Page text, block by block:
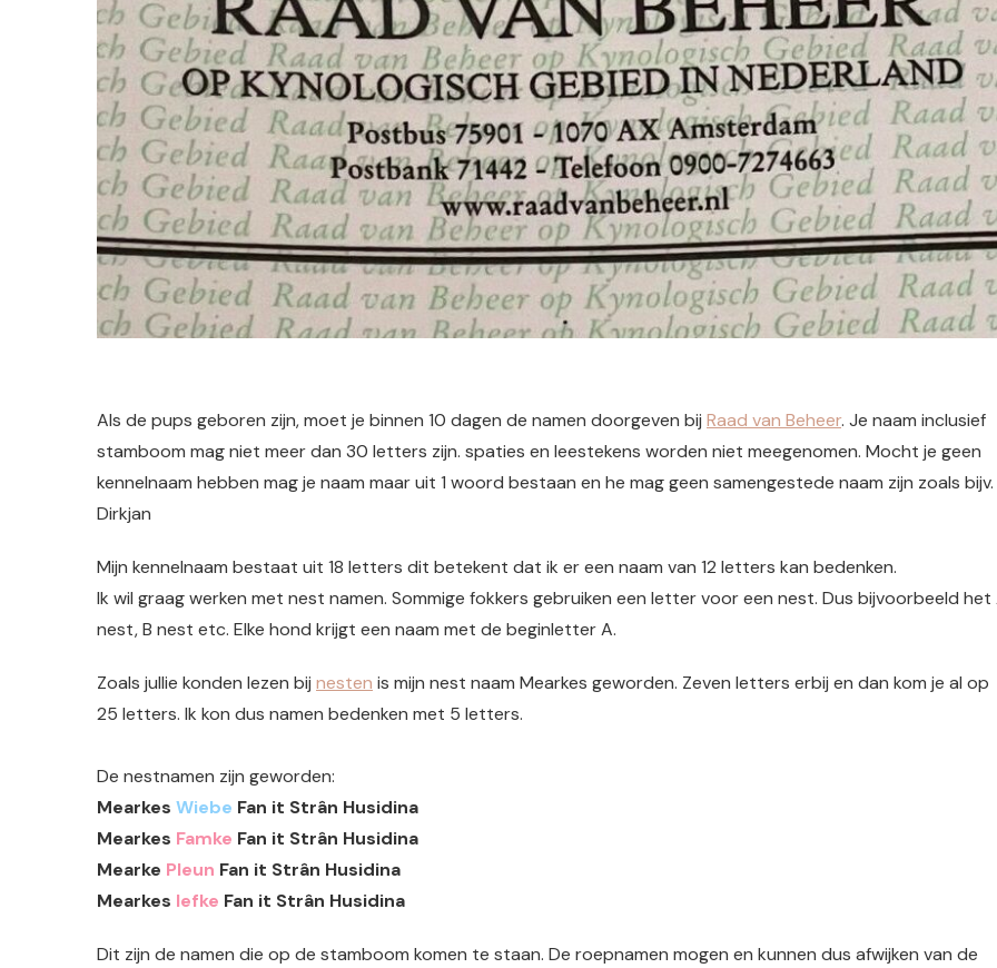
Als de pups geboren zijn, moet je binnen 10 dagen de namen doorgeven bij Raad van Beheer. Je naam inclusief
stamboom mag niet meer dan 30 letters zijn. spaties en leestekens worden niet meegenomen. Mocht je geen
kennelnaam hebben mag je naam maar uit 1 woord bestaan en he mag geen samengestede naam zijn zoals bijv.
Dirkjan
Mijn kennelnaam bestaat uit 18 letters dit betekent dat ik er een naam van 12 letters kan bedenken.
Ik wil graag werken met nest namen. Sommige fokkers gebruiken een letter voor een nest. Dus bijvoorbeeld het
nest, B nest etc. Elke hond krijgt een naam met de beginletter A.
Zoals jullie konden lezen bij nesten is mijn nest naam Mearkes geworden. Zeven letters erbij en dan kom je al op
25 letters. Ik kon dus namen bedenken met 5 letters.
De nestnamen zijn geworden:
Mearkes Wiebe Fan it Strân Husidina
Mearkes Famke Fan it Strân Husidina
Mearke Pleun Fan it Strân Husidina
Mearkes Iefke Fan it Strân Husidina
Dit zijn de namen die op de stamboom komen te staan. De roepnamen mogen en kunnen dus afwijken van de